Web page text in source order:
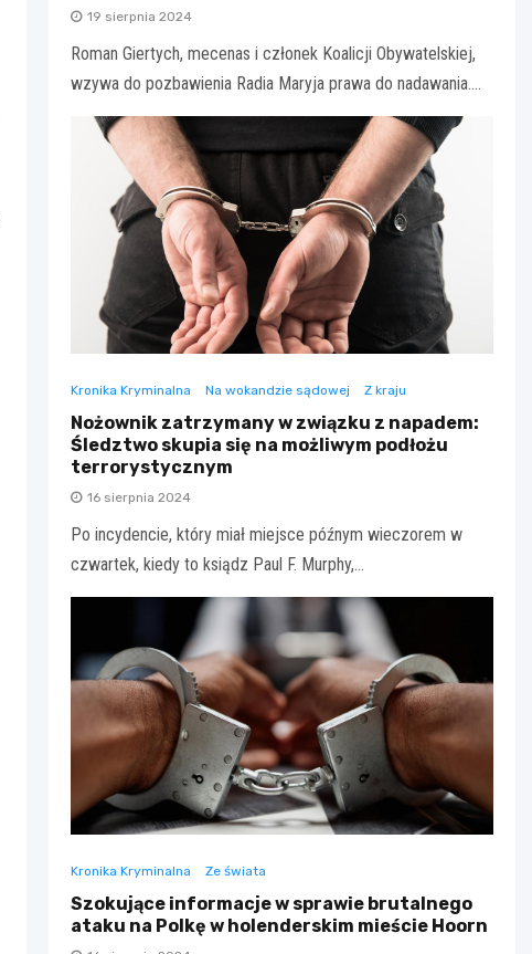
19 sierpnia 2024
Roman Giertych, mecenas i członek Koalicji Obywatelskiej,
wzywa do pozbawienia Radia Maryja prawa do nadawania.…
Kronika Kryminalna Na wokandzie sądowej Z kraju
Nożownik zatrzymany w związku z napadem:
Śledztwo skupia się na możliwym podłożu
terrorystycznym
16 sierpnia 2024
Po incydencie, który miał miejsce późnym wieczorem w
czwartek, kiedy to ksiądz Paul F. Murphy,…
Kronika Kryminalna Ze świata
Szokujące informacje w sprawie brutalnego
ataku na Polkę w holenderskim mieście Hoorn